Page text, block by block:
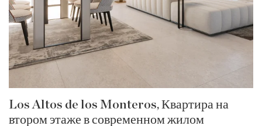
Los Altos de los Monteros, Квартира на
втором этаже в современном жилом